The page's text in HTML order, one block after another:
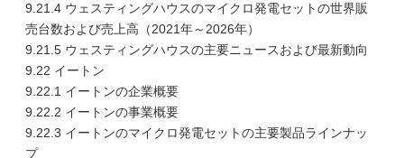
9.21.4 ウェスティングハウスのマイクロ発電セットの世界販
売台数および売上高（2021年～2026年）
9.21.5 ウェスティングハウスの主要ニュースおよび最新動向
9.22 イートン
9.22.1 イートンの企業概要
9.22.2 イートンの事業概要
9.22.3 イートンのマイクロ発電セットの主要製品ラインナッ
プ